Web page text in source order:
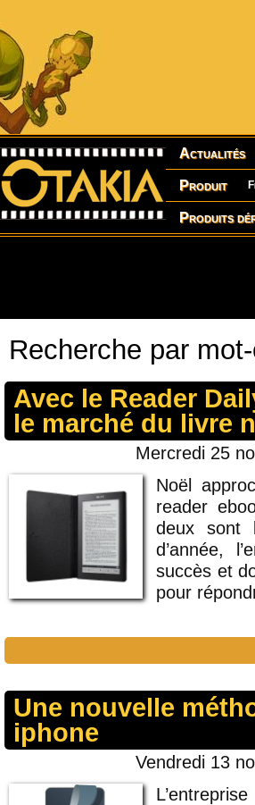
Actualités
Produit
Produits
Recherche par
Avec le Reader
le marché du livre
Mercredi 25
Noël
reader
deux sont
d’année,
succès et
pour
Une nouvelle
iphone
Vendredi 13
L’entreprise